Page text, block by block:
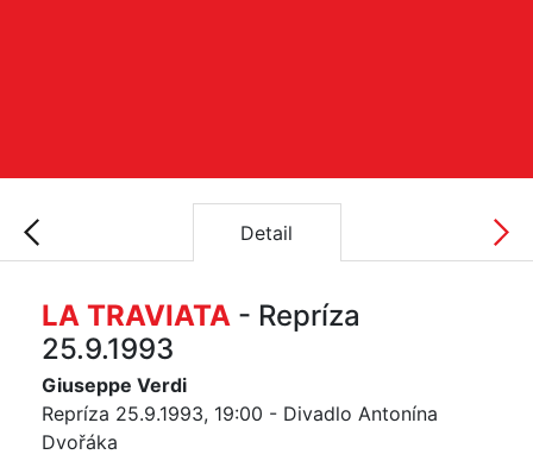
Detail
LA TRAVIATA - Repríza
25.9.1993
Giuseppe Verdi
Repríza 25.9.1993, 19:00 - Divadlo Antonína
Dvořáka